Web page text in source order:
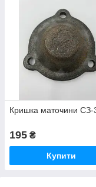
Кришка маточини СЗ-
195 ₴
Купити